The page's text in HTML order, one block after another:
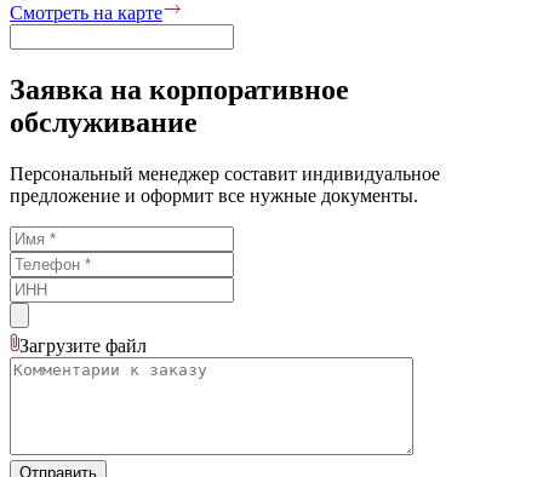
Смотреть на карте
Заявка на корпоративное
обслуживание
Персональный менеджер составит индивидуальное
предложение и оформит все нужные документы.
Загрузите файл
Отправить